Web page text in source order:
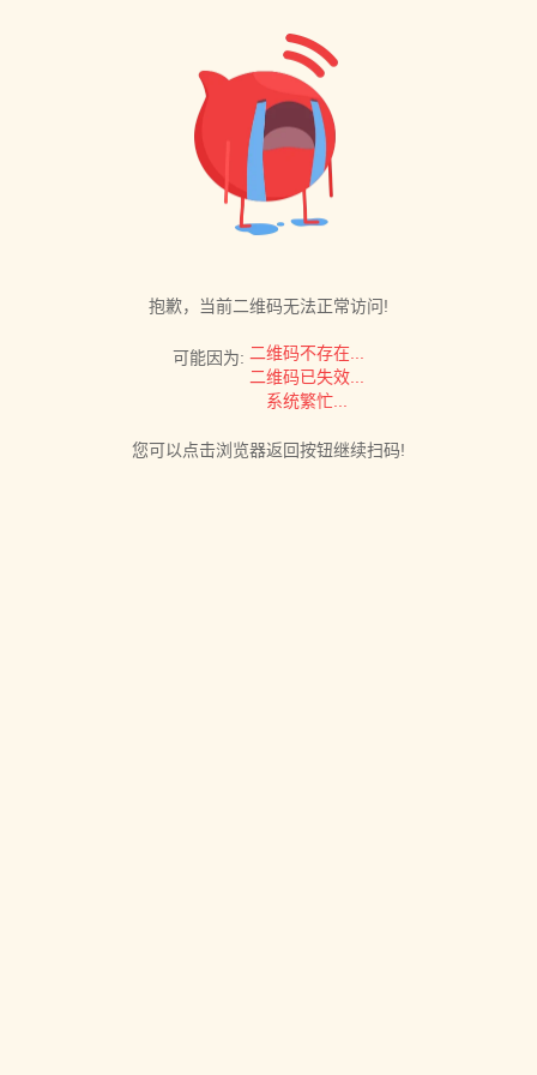
抱歉，当前二维码无法正常访问!
可能因为: 二维码不存在...
二维码已失效...
系统繁忙...
您可以点击浏览器返回按钮继续扫码!